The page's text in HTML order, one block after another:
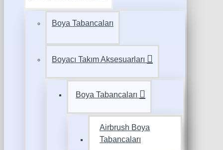
Boya Tabancaları
Boyacı Takım Aksesuarları
Boya Tabancaları
Airbrush Boya
Tabancaları